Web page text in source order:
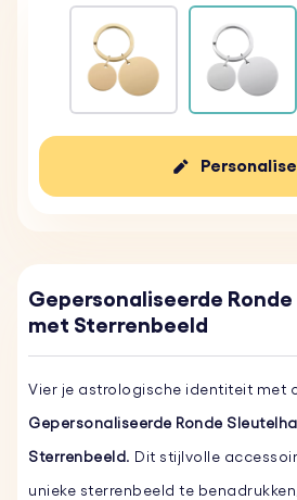
Gepersonaliseerde
met Sterrenbeeld
Vier je astrologische identiteit met
Gepersonaliseerde Ronde
Sterrenbeeld . Dit stijlvolle
unieke sterrenbeeld te